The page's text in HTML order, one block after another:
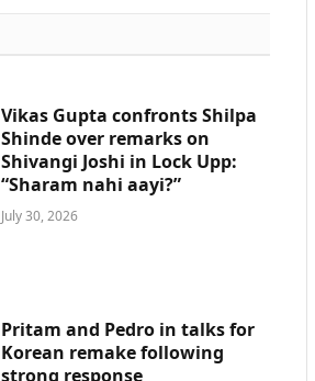
Vikas Gupta confronts Shilpa
Shinde over remarks on
Shivangi Joshi in Lock Upp:
“Sharam nahi aayi?”
July 30, 2026
Pritam and Pedro in talks for
Korean remake following
strong response